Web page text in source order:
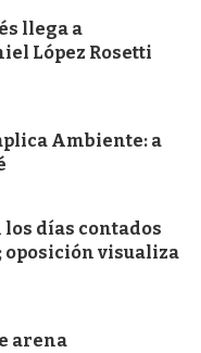
llega a
López Rosetti
Ambiente: a
los días contados
oposición visualiza
arena